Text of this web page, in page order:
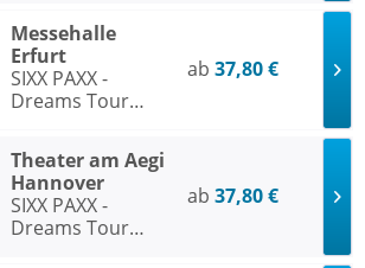
Messehalle
Erfurt
SIXX PAXX -
Dreams Tour
ab 37,80 €
Theater am Aegi
Hannover
SIXX PAXX -
Dreams Tour
ab 37,80 €